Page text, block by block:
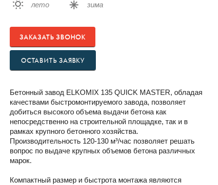
лето зима
ЗАКАЗАТЬ ЗВОНОК
ОСТАВИТЬ ЗАЯВКУ
Бетонный завод ELKOMIX 135 QUICK MASTER, обладая
качествами быстромонтируемого завода, позволяет
добиться высокого объема выдачи бетона как
непосредственно на строительной площадке, так и в
рамках крупного бетонного хозяйства.
Производительность 120-130 м³/час позволяет решать
вопрос по выдаче крупных объемов бетона различных
марок.
Компактный размер и быстрота монтажа являются